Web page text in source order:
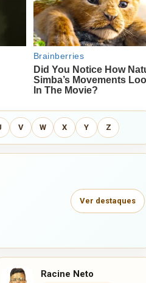
V W X Y Z
Ver destaques
Racine Neto